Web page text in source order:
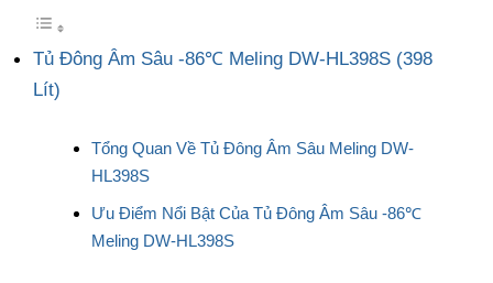
Tủ Đông Âm Sâu -86℃ Meling DW-HL398S (398
Lít)
Tổng Quan Về Tủ Đông Âm Sâu Meling DW-
HL398S
Ưu Điểm Nổi Bật Của Tủ Đông Âm Sâu -86℃
Meling DW-HL398S